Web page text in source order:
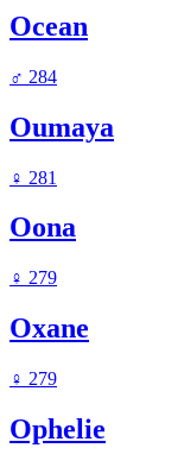
Ocean
♂ 284
Oumaya
♀ 281
Oona
♀ 279
Oxane
♀ 279
Ophelie